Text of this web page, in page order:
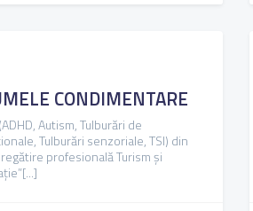
CONDIMENTARE
Autism, Tulburări de
Tulburări senzoriale, TSI) din
profesională Turism și